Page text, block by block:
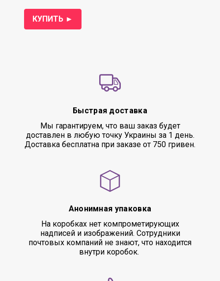
КУПИТЬ ►
Быстрая доставка
Мы гарантируем, что ваш заказ будет
доставлен в любую точку Украины за 1 день.
Доставка бесплатна при заказе от 750 гривен.
Анонимная упаковка
На коробках нет компрометирующих
надписей и изображений. Сотрудники
почтовых компаний не знают, что находится
внутри коробок.